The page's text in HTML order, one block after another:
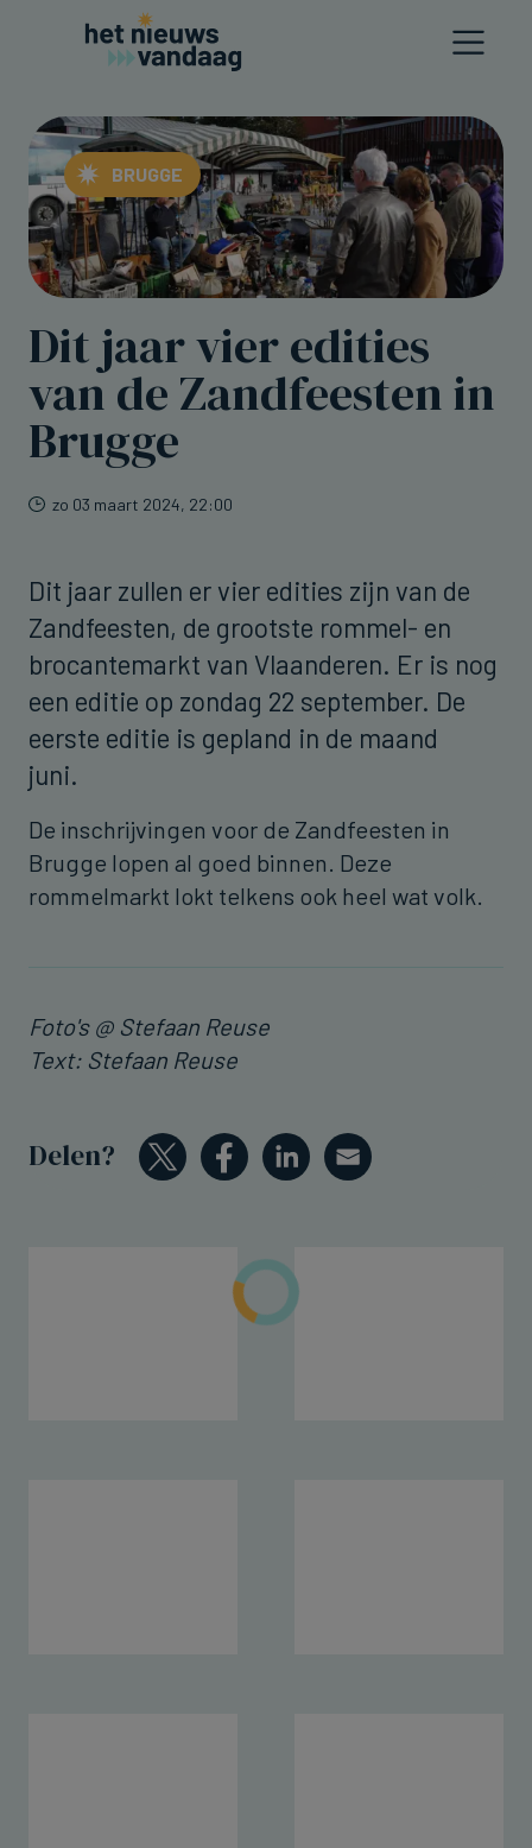
BRUGGE
Dit jaar vier edities
van de Zandfeesten in
Brugge
zo 03 maart 2024, 22:00
Dit jaar zullen er vier edities zijn van de
Zandfeesten, de grootste rommel- en
brocantemarkt van Vlaanderen. Er is nog
een editie op zondag 22 september. De
eerste editie is gepland in de maand
juni.
De inschrijvingen voor de Zandfeesten in
Brugge lopen al goed binnen. Deze
rommelmarkt lokt telkens ook heel wat volk.
Foto's @ Stefaan Reuse
Text: Stefaan Reuse
Delen?